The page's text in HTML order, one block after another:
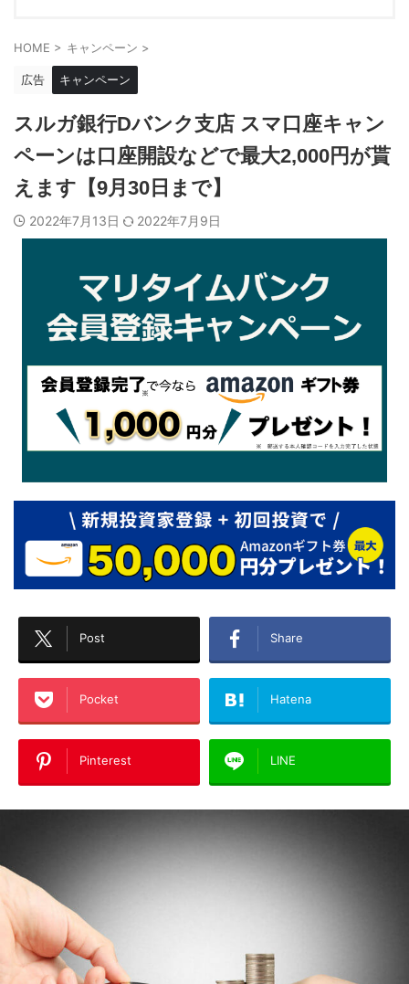
HOME > キャンペーン >
広告 キャンペーン
スルガ銀行Dバンク支店 スマ口座キャン
ペーンは口座開設などで最大2,000円が貰
えます【9月30日まで】
2022年7月13日 2022年7月9日
Post Share
Pocket Hatena
Pinterest LINE